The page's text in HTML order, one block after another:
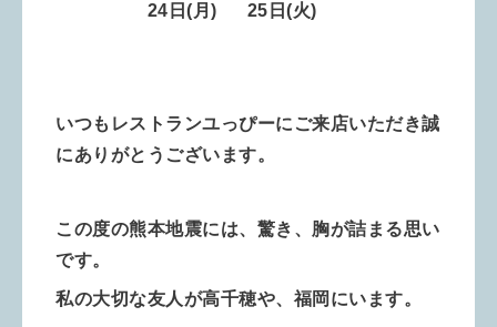
24日(月) 25日 (火)
いつもレストランユっぴーにご来店いただき誠
にありがとうございます。
この度の熊本地震には、驚き、胸が詰まる思い
です。
私の大切な友人が高千穂や、福岡にいます。